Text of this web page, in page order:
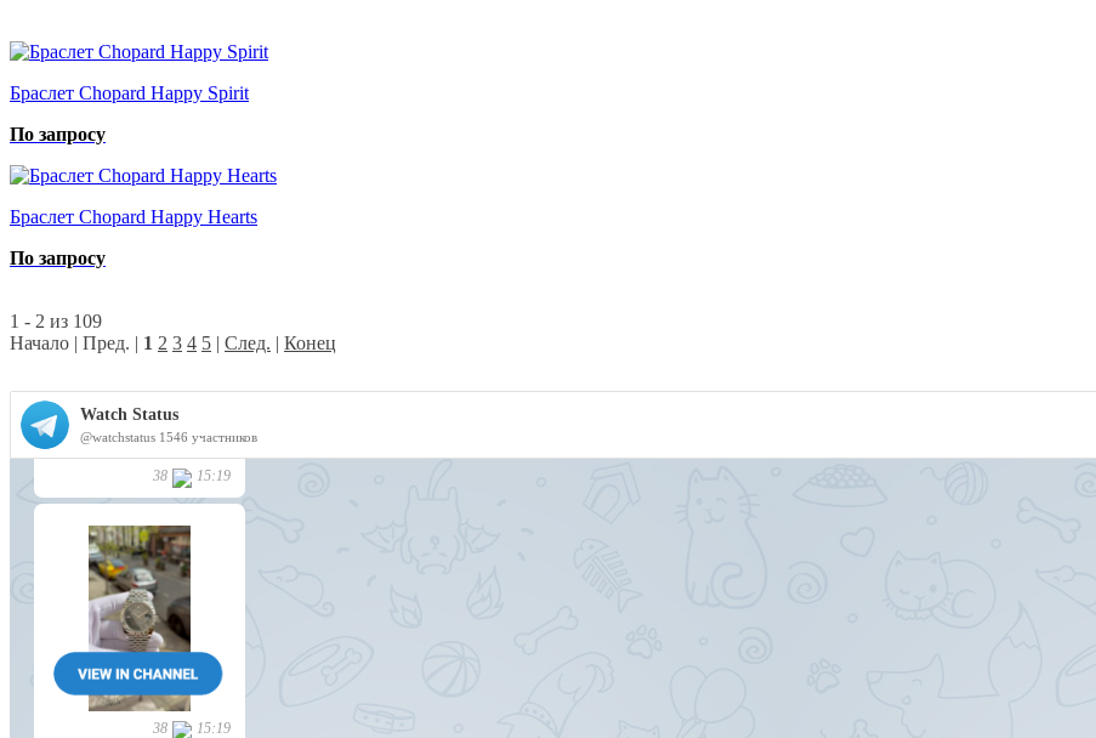
Браслет Chopard Happy Spirit
По запросу
Браслет Chopard Happy Hearts
По запросу
1 - 2 из 109
Начало | Пред. | 1 2 3 4 5 | След. | Конец